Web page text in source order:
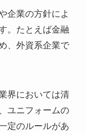
企業の方針によ
。たとえば金融
、外資系企業で
界においては清
ユニフォームの
定のルールがあ